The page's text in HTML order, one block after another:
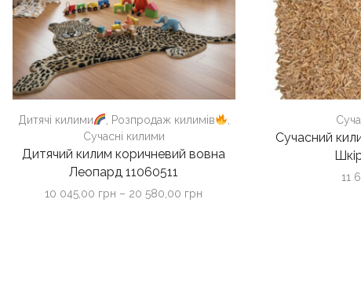
Дитячі килими Розпродаж килимів
Сучасні килими
Дитячий килим коричневий вовна
Леопард 11060511
10 045,00 грн – 20 580,00 грн
Сучасний
11